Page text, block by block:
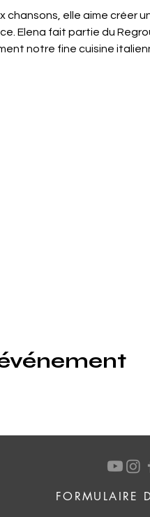
elle aime créer
Elena fait partie du
notre fine cuisine
FORMULAIRE